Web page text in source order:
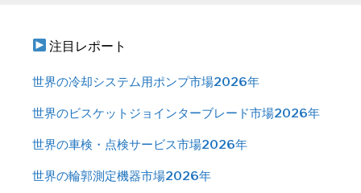
注目レポート
世界の冷却システム用ポンプ市場2026年
世界のビスケットジョインターブレード市場2026年
世界の車検・点検サービス市場2026年
世界の輪郭測定機器市場2026年